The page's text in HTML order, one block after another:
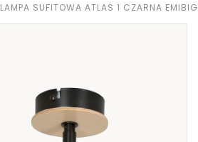
LAMPA SUFITOWA ATLAS 1 CZARNA EMIBIG